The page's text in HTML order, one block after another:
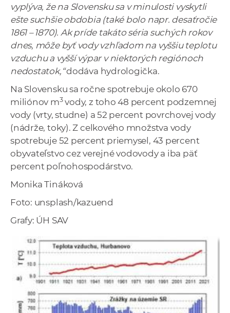
vyplýva, že na Slovensku sa v minulosti vyskytli
ešte suchšie obdobia (také bolo napr. desaťročie
1861 – 1870). Ak príde takáto séria suchých rokov
dnes, môže byť vody vzhľadom na vyššiu teplotu
vzduchu a vyšší výpar v niektorých regiónoch
nedostatok,“dodáva hydrologička.
Na Slovensku sa ročne spotrebuje okolo 670
miliónov m3vody, z toho 48 percent podzemnej
vody (vrty, studne) a 52 percent povrchovej vody
(nádrže, toky). Z celkového množstva vody
spotrebuje 52 percent priemysel, 43 percent
obyvateľstvo cez verejné vodovody a iba päť
percent poľnohospodárstvo.
Monika Tináková
Foto: unsplash/kazuend
Grafy: ÚH SAV